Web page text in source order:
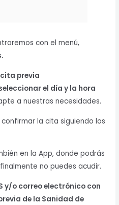
con el menú,
previa
el día y la hora
a nuestras necesidades.
la cita siguiendo los
en la App, donde podrás
no puedes acudir.
y/o correo electrónico con
de la Sanidad de